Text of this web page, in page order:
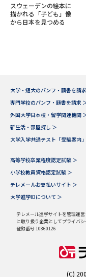
スウェーデンの絵本に
描かれる「子ども」像
から日本を見つめる
大学・短大のパンフ・願書を請
専門学校のパンフ・願書を請求
外国大学日本校・留学関連機関
新生活・部屋探し ＞
大学入学共通テスト「受験案内
高等学校卒業程度認定試験 ＞
小学校教員資格認定試験 ＞
テレメールお支払いサイト ＞
大学進学IDについて ＞
テレメール進学サイトを管理運
に取り扱う企業としてプライバ
登録番号 10860126
(C)